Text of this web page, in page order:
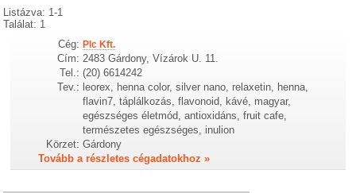
Listázva: 1-1
Találat: 1
Cég: Plc Kft.
Cím: 2483 Gárdony, Vízárok U. 11.
Tel.: (20) 6614242
Tev.: leorex, henna color, silver nano, relaxetin, henna,
flavin7, táplálkozás, flavonoid, kávé, magyar,
egészséges életmód, antioxidáns, fruit cafe,
természetes egészséges, inulion
Körzet: Gárdony
Tovább a részletes cégadatokhoz »